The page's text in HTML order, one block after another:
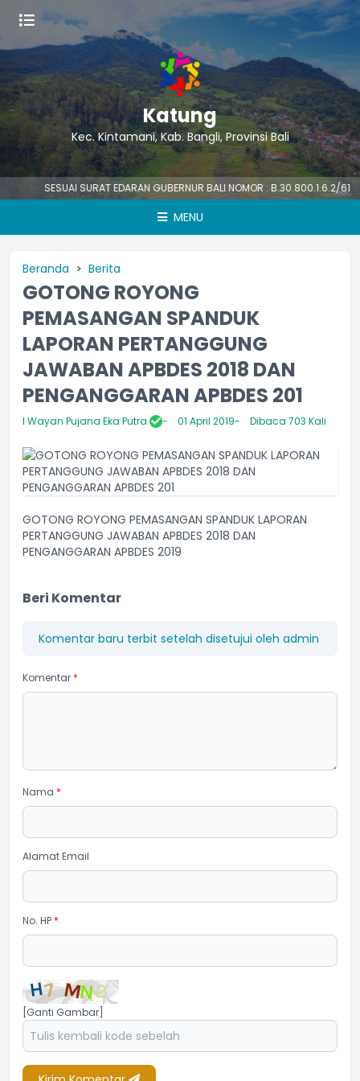
Katung
Kec. Kintamani, Kab. Bangli, Provinsi Bali
SESUAI SURAT EDARAN GUBERNUR BALI NOMOR : B.30.800.1.6.2/61594/
MENU
Beranda Berita
GOTONG ROYONG
PEMASANGAN SPANDUK
LAPORAN PERTANGGUNG
JAWABAN APBDES 2018 DAN
PENGANGGARAN APBDES 201
I Wayan Pujana Eka Putra 01 April 2019 Dibaca 703 Kali
GOTONG ROYONG PEMASANGAN SPANDUK LAPORAN
PERTANGGUNG JAWABAN APBDES 2018 DAN
PENGANGGARAN APBDES 2019
Beri Komentar
Komentar baru terbit setelah disetujui oleh admin
Komentar *
Nama *
Alamat Email
No. HP *
[Ganti Gambar]